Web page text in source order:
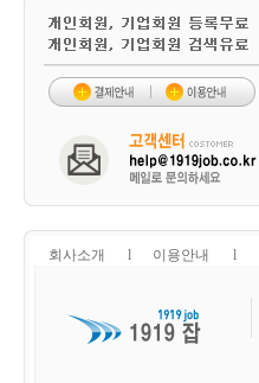
회사소개 l 이용안내 l